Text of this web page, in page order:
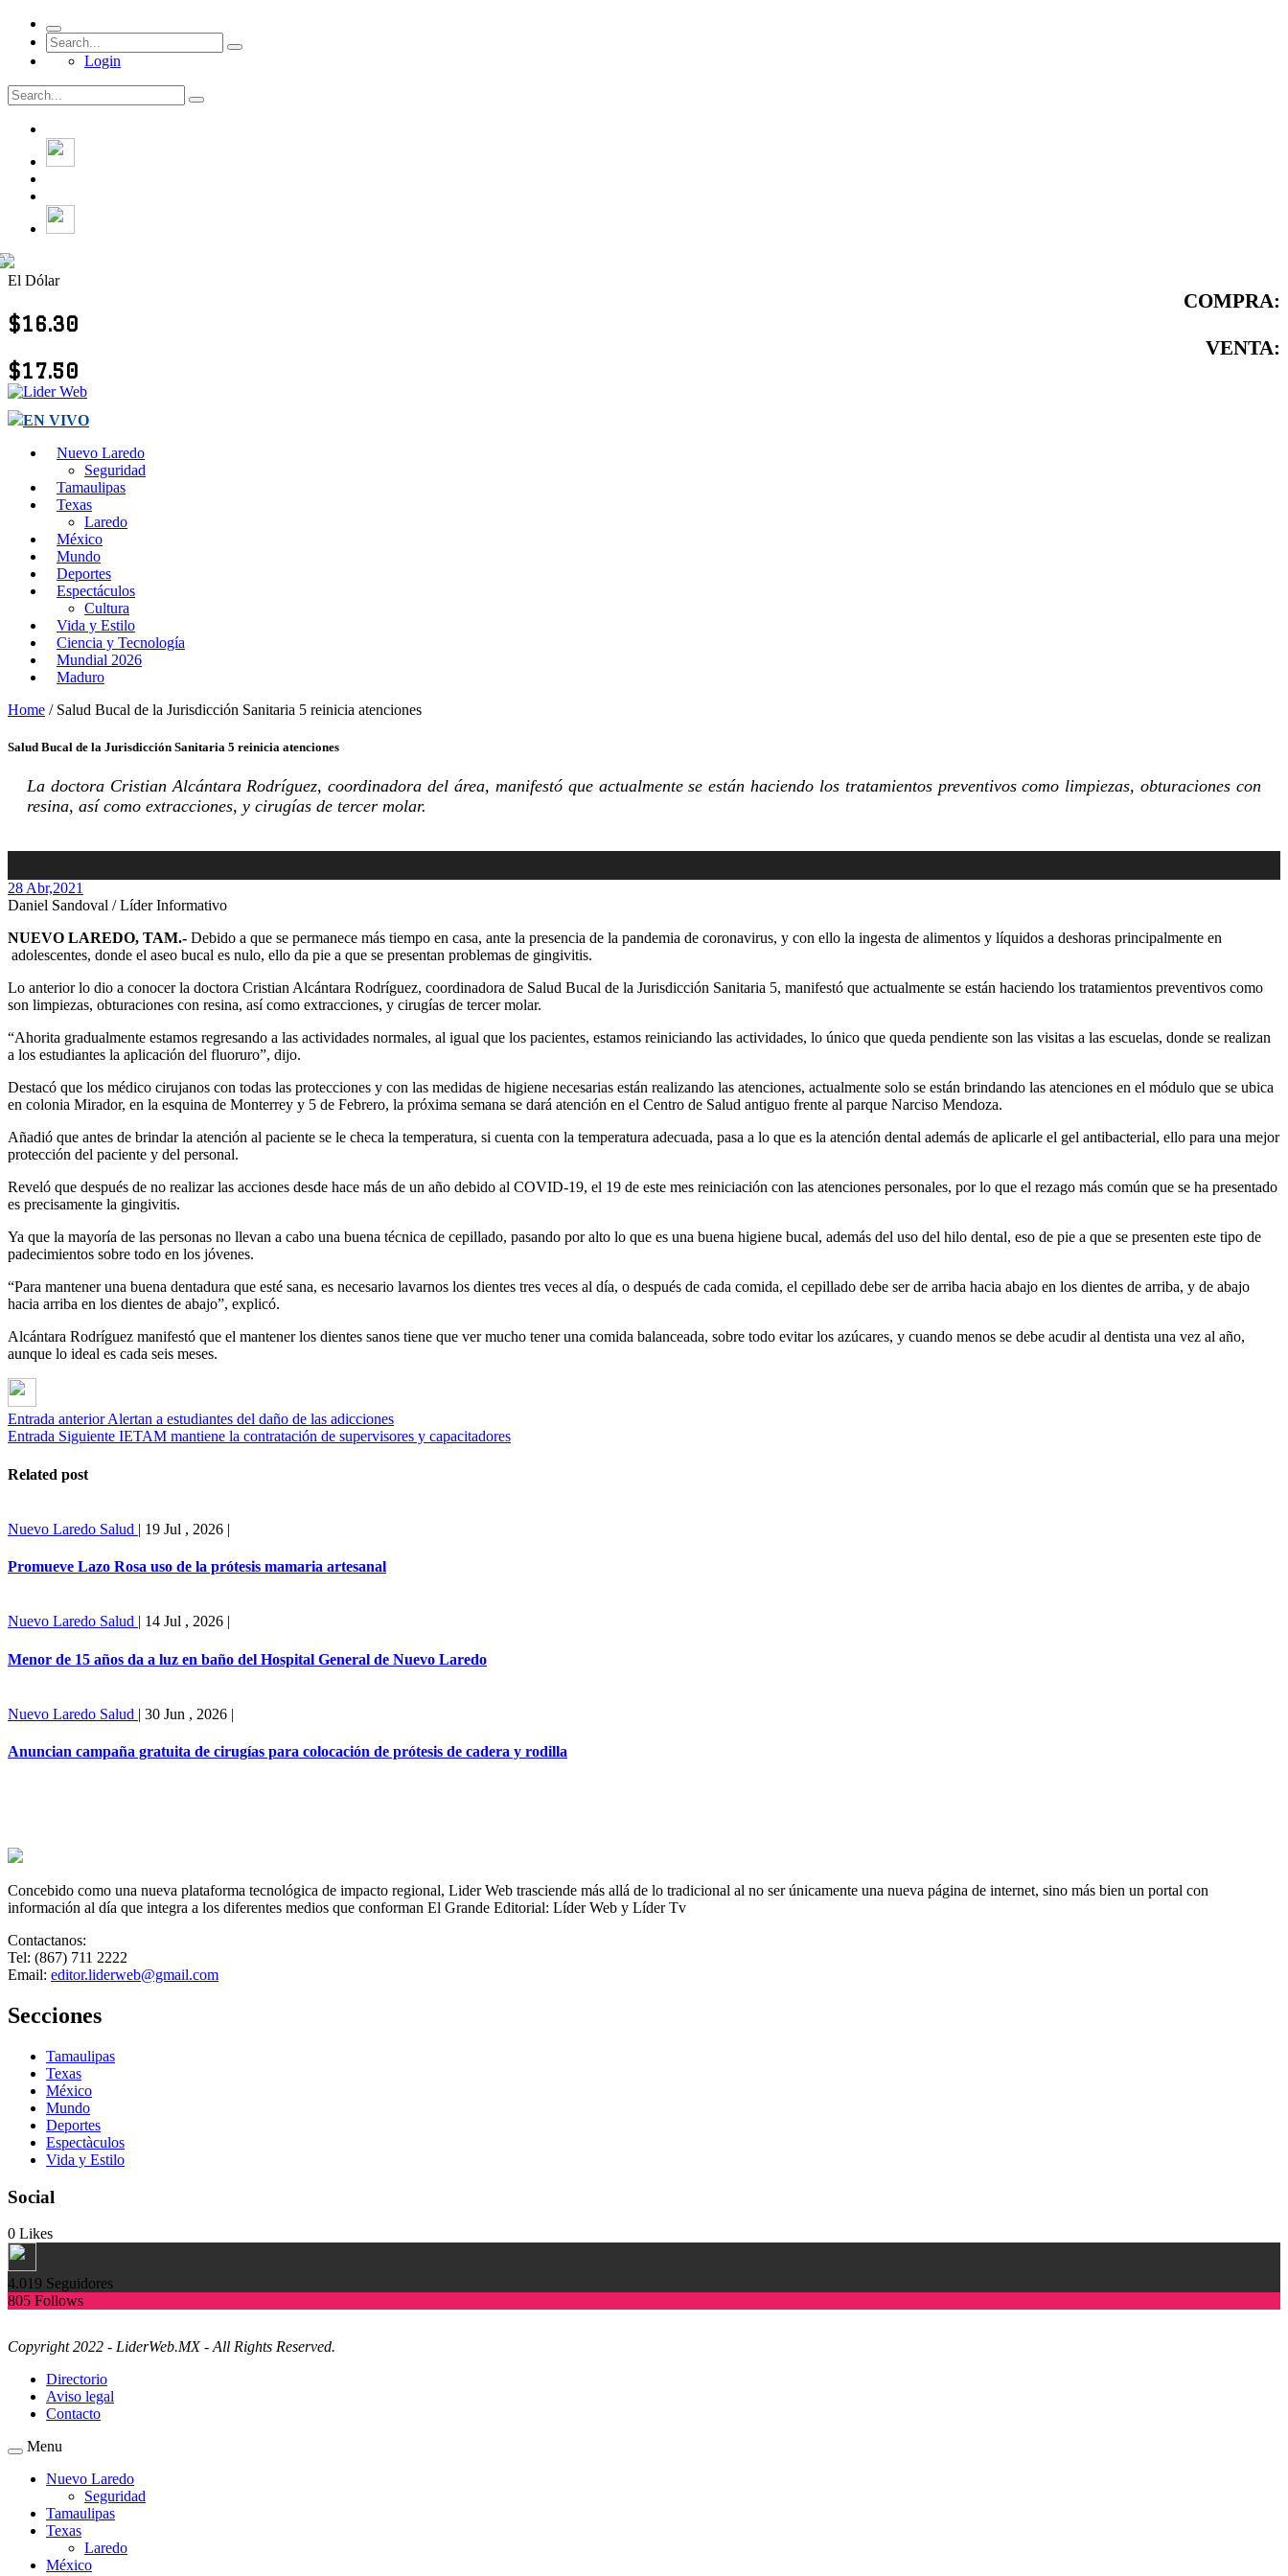
Login
El Dólar
COMPRA:
$16.30
VENTA:
$17.50
EN VIVO
Nuevo Laredo
Seguridad
Tamaulipas
Texas
Laredo
México
Mundo
Deportes
Espectáculos
Cultura
Vida y Estilo
Ciencia y Tecnología
Mundial 2026
Maduro
Home / Salud Bucal de la Jurisdicción Sanitaria 5 reinicia atenciones
Salud Bucal de la Jurisdicción Sanitaria 5 reinicia atenciones
La doctora Cristian Alcántara Rodríguez, coordinadora del área, manifestó que actualmente se están haciendo los tratamientos preventivos como limpiezas, obturaciones con
resina, así como extracciones, y cirugías de tercer molar.
28 Abr,2021
Daniel Sandoval / Líder Informativo
NUEVO LAREDO, TAM.- Debido a que se permanece más tiempo en casa, ante la presencia de la pandemia de coronavirus, y con ello la ingesta de alimentos y líquidos a deshoras principalmente en
adolescentes, donde el aseo bucal es nulo, ello da pie a que se presentan problemas de gingivitis.
Lo anterior lo dio a conocer la doctora Cristian Alcántara Rodríguez, coordinadora de Salud Bucal de la Jurisdicción Sanitaria 5, manifestó que actualmente se están haciendo los tratamientos preventivos como
son limpiezas, obturaciones con resina, así como extracciones, y cirugías de tercer molar.
“Ahorita gradualmente estamos regresando a las actividades normales, al igual que los pacientes, estamos reiniciando las actividades, lo único que queda pendiente son las visitas a las escuelas, donde se realizan
a los estudiantes la aplicación del fluoruro”, dijo.
Destacó que los médico cirujanos con todas las protecciones y con las medidas de higiene necesarias están realizando las atenciones, actualmente solo se están brindando las atenciones en el módulo que se ubica
en colonia Mirador, en la esquina de Monterrey y 5 de Febrero, la próxima semana se dará atención en el Centro de Salud antiguo frente al parque Narciso Mendoza.
Añadió que antes de brindar la atención al paciente se le checa la temperatura, si cuenta con la temperatura adecuada, pasa a lo que es la atención dental además de aplicarle el gel antibacterial, ello para una mejor
protección del paciente y del personal.
Reveló que después de no realizar las acciones desde hace más de un año debido al COVID-19, el 19 de este mes reiniciación con las atenciones personales, por lo que el rezago más común que se ha presentado
es precisamente la gingivitis.
Ya que la mayoría de las personas no llevan a cabo una buena técnica de cepillado, pasando por alto lo que es una buena higiene bucal, además del uso del hilo dental, eso de pie a que se presenten este tipo de
padecimientos sobre todo en los jóvenes.
“Para mantener una buena dentadura que esté sana, es necesario lavarnos los dientes tres veces al día, o después de cada comida, el cepillado debe ser de arriba hacia abajo en los dientes de arriba, y de abajo
hacia arriba en los dientes de abajo”, explicó.
Alcántara Rodríguez manifestó que el mantener los dientes sanos tiene que ver mucho tener una comida balanceada, sobre todo evitar los azúcares, y cuando menos se debe acudir al dentista una vez al año,
aunque lo ideal es cada seis meses.
Entrada anterior Alertan a estudiantes del daño de las adicciones
Entrada Siguiente IETAM mantiene la contratación de supervisores y capacitadores
Related post
Nuevo Laredo Salud | 19 Jul , 2026 |
Promueve Lazo Rosa uso de la prótesis mamaria artesanal
Nuevo Laredo Salud | 14 Jul , 2026 |
Menor de 15 años da a luz en baño del Hospital General de Nuevo Laredo
Nuevo Laredo Salud | 30 Jun , 2026 |
Anuncian campaña gratuita de cirugías para colocación de prótesis de cadera y rodilla
Concebido como una nueva plataforma tecnológica de impacto regional, Lider Web trasciende más allá de lo tradicional al no ser únicamente una nueva página de internet, sino más bien un portal con
información al día que integra a los diferentes medios que conforman El Grande Editorial: Líder Web y Líder Tv
Contactanos:
Tel: (867) 711 2222
Email: editor.liderweb@gmail.com
Secciones
Tamaulipas
Texas
México
Mundo
Deportes
Espectàculos
Vida y Estilo
Social
0 Likes
4.019 Seguidores
805 Follows
Copyright 2022 - LiderWeb.MX - All Rights Reserved.
Directorio
Aviso legal
Contacto
Menu
Nuevo Laredo
Seguridad
Tamaulipas
Texas
Laredo
México